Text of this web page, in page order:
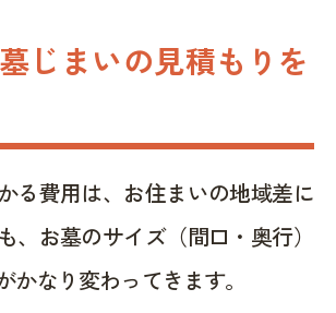
じまいの見積もりを
る費用は、お住まいの地域差に
、お墓のサイズ（間口・奥行）
かなり変わってきます。